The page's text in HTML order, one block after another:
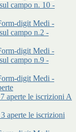
campo n. 10 -
digit Medi -
campo n.2 -
digit Medi -
campo n.9 -
digit Medi -
aperte le iscrizioni A
aperte le iscrizioni